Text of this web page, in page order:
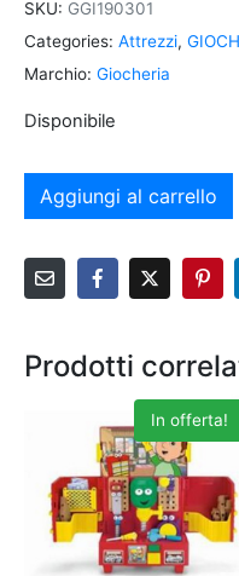
SKU: GGI190301
Categories: Attrezzi,
Marchio: Giocheria
Disponibile
Aggiungi al carrello
Prodotti
In offerta!